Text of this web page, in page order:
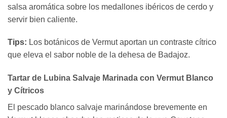
salsa aromática sobre los medallones ibéricos de cerdo y
servir bien caliente.
Tips: Los botánicos de Vermut aportan un contraste cítrico
que eleva el sabor noble de la dehesa de Badajoz.
Tartar de Lubina Salvaje Marinada con Vermut Blanco
y Cítricos
El pescado blanco salvaje marinándose brevemente en